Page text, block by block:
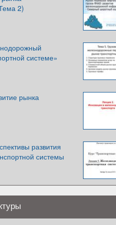
2)
системе»
рынка
развития
системы